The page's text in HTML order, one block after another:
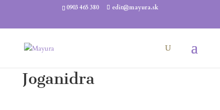
0903 465 380 edit@mayura.sk
Joganidra